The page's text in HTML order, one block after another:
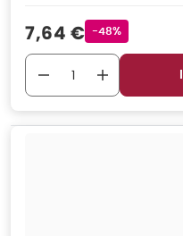
Verkaufspreis
7,64 €Rabattstempel
-48%